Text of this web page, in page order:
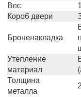
Вес
Короб двери
Броненакладка
Утепление
материал
Толщина
металла